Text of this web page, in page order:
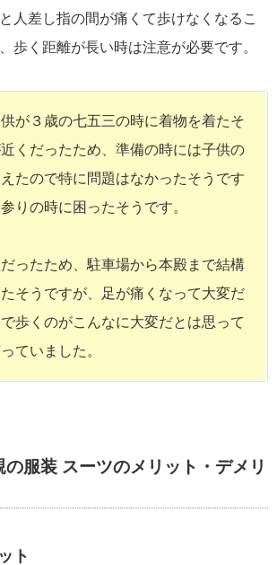
人差し指の間が痛くて歩けなくなるこ
歩く距離が長い時は注意が必要です。
が３歳の七五三の時に着物を着たそ
くだったため、準備の時には子供の
たので特に問題はなかったそうです
りの時に困ったそうです。
ったため、駐車場から本殿まで結構
そうですが、足が痛くなって大変だ
歩くのがこんなに大変だとは思って
ていました。
服装 スーツのメリット・デメリ
ト